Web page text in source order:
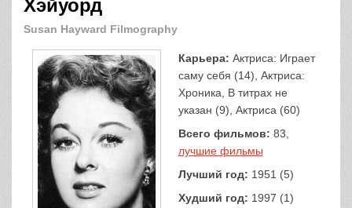
Хэйуорд
Susan Hayward Filmography
Карьера: Актриса: Играет
саму себя (14), Актриса:
Хроника, В титрах не
указан (9), Актриса (60)
Всего фильмов: 83,
лучшие фильмы
Лучший год: 1951 (5)
Худший год: 1997 (1)